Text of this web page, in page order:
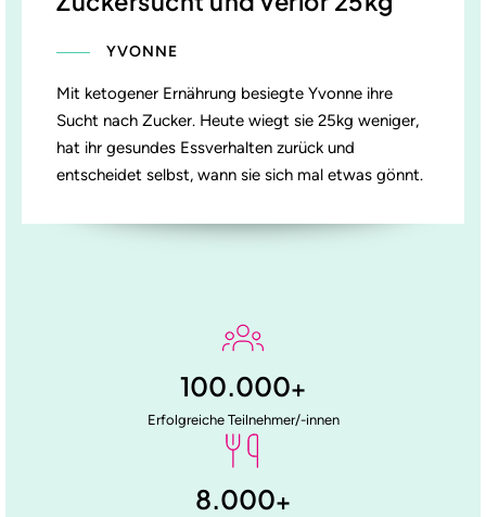
YVONNE
Mit ketogener Ernährung besiegte Yvonne ihre
Sucht nach Zucker. Heute wiegt sie 25kg weniger,
hat ihr gesundes Essverhalten zurück und
entscheidet selbst, wann sie sich mal etwas gönnt.
100.000+
Erfolgreiche Teilnehmer/-innen
8.000+